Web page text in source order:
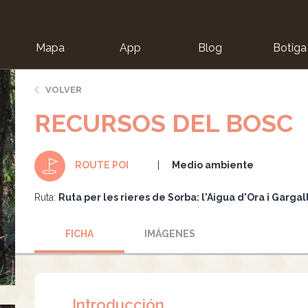
Mapa App Blog Botiga
VOLVER
RECURSOS DEL BOSC
ROUTE POI Medio ambiente
Ruta: Ruta per les rieres de Sorba: l'Aigua d'Ora i
FICHA IMÁGENES